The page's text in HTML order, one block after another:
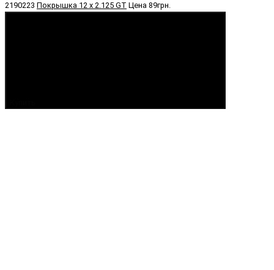
2190223 Покрышка 12 х 2.125 GT Цена 89грн.